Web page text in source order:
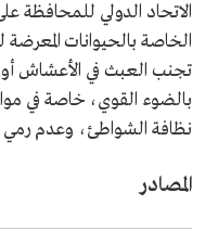
الخاصة بالحيوانات
تجنب العبث في الأعشاش أو
بالضوء القوي، خاصة في
نظافة الشواطئ، وعدم رمي
المصادر